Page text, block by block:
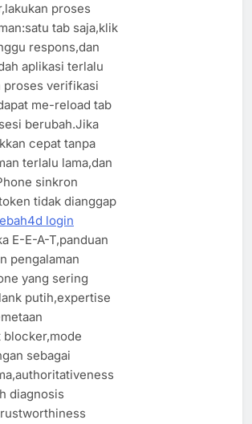
proses
tab saja,klik
respons,dan
aplikasi terlalu
proses verifikasi
me-reload tab
berubah.Jika
cepat tanpa
terlalu lama,dan
sinkron
tidak dianggap
login
E-E-A-T,panduan
pengalaman
yang sering
putih,expertise
sebagai
diagnosis